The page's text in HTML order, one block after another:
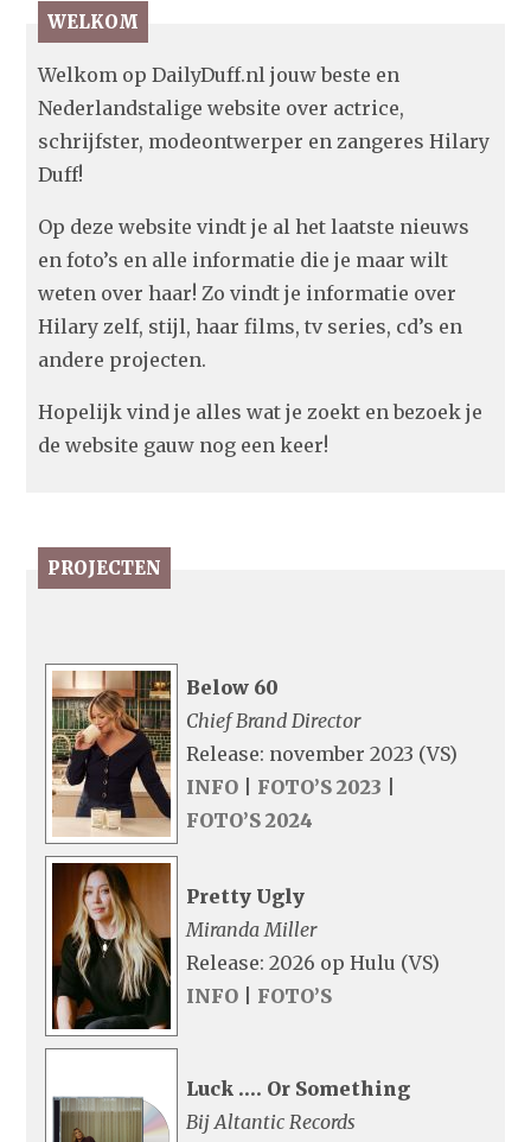
WELKOM
Welkom op DailyDuff.nl jouw beste en
Nederlandstalige website over actrice,
schrijfster, modeontwerper en zangeres Hilary
Duff!
Op deze website vindt je al het laatste nieuws
en foto’s en alle informatie die je maar wilt
weten over haar! Zo vindt je informatie over
Hilary zelf, stijl, haar films, tv series, cd’s en
andere projecten.
Hopelijk vind je alles wat je zoekt en bezoek je
de website gauw nog een keer!
PROJECTEN
Below 60
Chief Brand Director
Release: november 2023 (VS)
INFO
FOTO’S 2023
FOTO’S 2024
Pretty Ugly
Miranda Miller
Release: 2026 op Hulu (VS)
INFO
FOTO’S
Luck …. Or Something
Bij Altantic Records